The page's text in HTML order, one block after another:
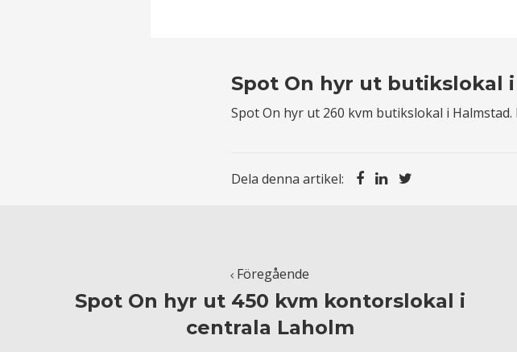
Spot On hyr ut butikslokal
Spot On hyr ut 260 kvm butikslokal i
Dela denna artikel:
Föregående
Spot On hyr ut 450 kvm kontorslokal i
centrala Laholm